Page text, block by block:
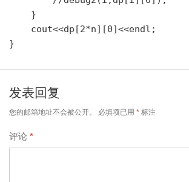
    }
    cout<<dp[2*n][0]<<endl;
发表回复
您的邮箱地址不会被公开。 必填项已用 * 标注
评论 *